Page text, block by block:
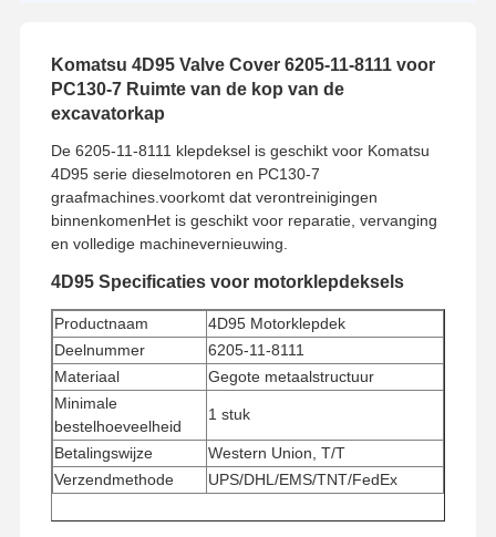
Komatsu 4D95 Valve Cover 6205-11-8111 voor
PC130-7 Ruimte van de kop van de
excavatorkap
De 6205-11-8111 klepdeksel is geschikt voor Komatsu
4D95 serie dieselmotoren en PC130-7
graafmachines.voorkomt dat verontreinigingen
binnenkomenHet is geschikt voor reparatie, vervanging
en volledige machinevernieuwing.
4D95 Specificaties voor motorklepdeksels
Productnaam
4D95 Motorklepdek
Deelnummer
6205-11-8111
Materiaal
Gegote metaalstructuur
Minimale
bestelhoeveelheid
1 stuk
Betalingswijze
Western Union, T/T
Verzendmethode
UPS/DHL/EMS/TNT/FedEx